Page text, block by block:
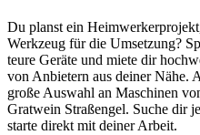
Du planst ein
Werkzeug für die Umsetzung?
teure Geräte und miete dir
von Anbietern aus deiner Nähe.
große Auswahl an Maschinen
Gratwein Straßengel. Suche dir
starte direkt mit deiner Arbeit.